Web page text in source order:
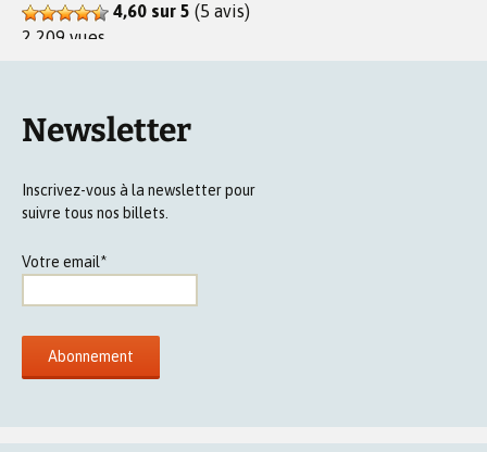
4,60 sur 5 (5 avis)
2 209 vues
Newsletter
Inscrivez-vous à la newsletter pour
suivre tous nos billets.
Votre email*